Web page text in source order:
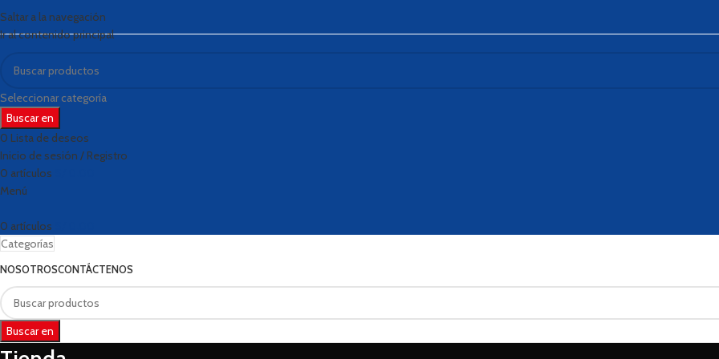
Saltar a la navegación
Ir al contenido principal
Seleccionar categoría
Buscar en
0 Lista de deseos
Inicio de sesión / Registro
0 artículos
Menú
0 artículos
Categorías
NOSOTROSCONTÁCTENOS
Buscar en